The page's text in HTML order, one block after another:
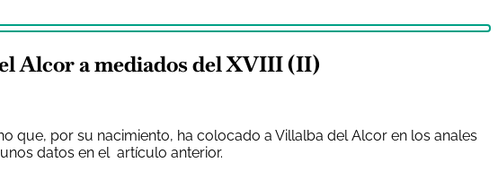
Alcor a mediados del XVIII (II)
que, por su nacimiento, ha colocado a Villalba del Alcor en los anales
datos en el artículo anterior.